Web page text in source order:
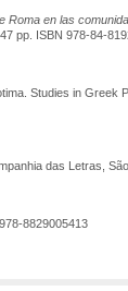
Roma en las
pp. ISBN 978-84-
Studies in Greek
das Letras,
8829005413